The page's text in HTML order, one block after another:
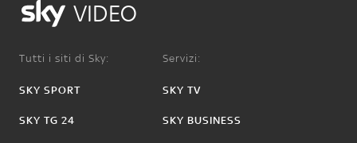
VIDEO
Tutti i siti di Sky:
SKY SPORT
SKY TG 24
Servizi:
SKY TV
SKY BUSINESS